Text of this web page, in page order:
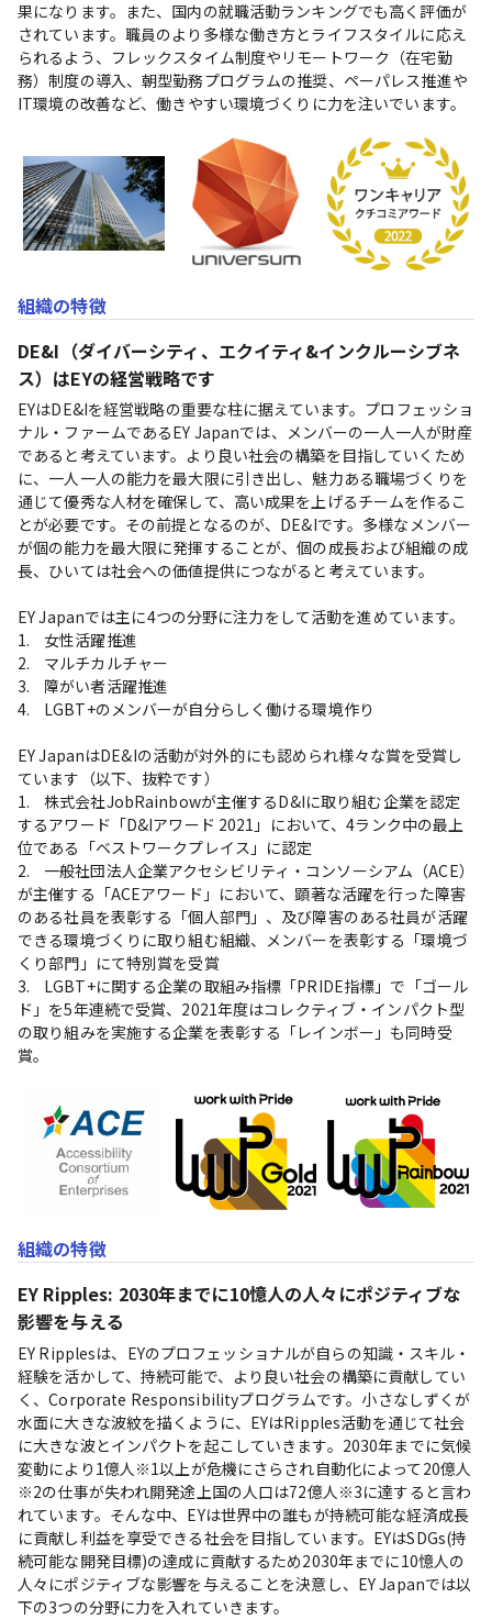
果になります。また、国内の就職活動ランキングでも高く評価が
されています。職員のより多様な働き方とライフスタイルに応え
られるよう、フレックスタイム制度やリモートワーク（在宅勤
務）制度の導入、朝型勤務プログラムの推奨、ペーパレス推進や
IT環境の改善など、働きやすい環境づくりに力を注いでいます。
組織の特徴
DE&I（ダイバーシティ、エクイティ&インクルーシブネ
ス）はEYの経営戦略です
EYはDE&Iを経営戦略の重要な柱に据えています。プロフェッショ
ナル・ファームであるEY Japanでは、メンバーの一人一人が財産
であると考えています。より良い社会の構築を目指していくため
に、一人一人の能力を最大限に引き出し、魅力ある職場づくりを
通じて優秀な人材を確保して、高い成果を上げるチームを作るこ
とが必要です。その前提となるのが、DE&Iです。多様なメンバー
が個の能力を最大限に発揮することが、個の成長および組織の成
長、ひいては社会への価値提供につながると考えています。
EY Japanでは主に4つの分野に注力をして活動を進めています。
1.	女性活躍推進
2.	マルチカルチャー
3.	障がい者活躍推進
4.	LGBT+のメンバーが自分らしく働ける環境作り
EY JapanはDE&Iの活動が対外的にも認められ様々な賞を受賞し
ています（以下、抜粋です）
1.	株式会社JobRainbowが主催するD&Iに取り組む企業を認定
するアワード「D&Iアワード 2021」において、4ランク中の最上
位である「ベストワークプレイス」に認定
2.	一般社団法人企業アクセシビリティ・コンソーシアム（ACE）
が主催する「ACEアワード」において、顕著な活躍を行った障害
のある社員を表彰する「個人部門」、及び障害のある社員が活躍
できる環境づくりに取り組む組織、メンバーを表彰する「環境づ
くり部門」にて特別賞を受賞
3.	LGBT+に関する企業の取組み指標「PRIDE指標」で「ゴール
ド」を5年連続で受賞、2021年度はコレクティブ・インパクト型
の取り組みを実施する企業を表彰する「レインボー」も同時受
賞。
組織の特徴
EY Ripples: 2030年までに10憶⼈の⼈々にポジティブな
影響を与える
EY Ripplesは、EYのプロフェッショナルが⾃らの知識・スキル・
経験を活かして、持続可能で、より良い社会の構築に貢献してい
く、Corporate Responsibilityプログラムです。小さなしずくが
水面に大きな波紋を描くように、EYはRipples活動を通じて社会
に大きな波とインパクトを起こしていきます。2030年までに気候
変動により1億人※1以上が危機にさらされ自動化によって20億人
※2の仕事が失われ開発途上国の人口は72億人※3に達すると言わ
れています。そんな中、EYは世界中の誰もが持続可能な経済成長
に貢献し利益を享受できる社会を目指しています。EYはSDGs(持
続可能な開発目標)の達成に貢献するため2030年までに10憶⼈の
⼈々にポジティブな影響を与えることを決意し、EY Japanでは以
下の3つの分野に力を入れていきます。